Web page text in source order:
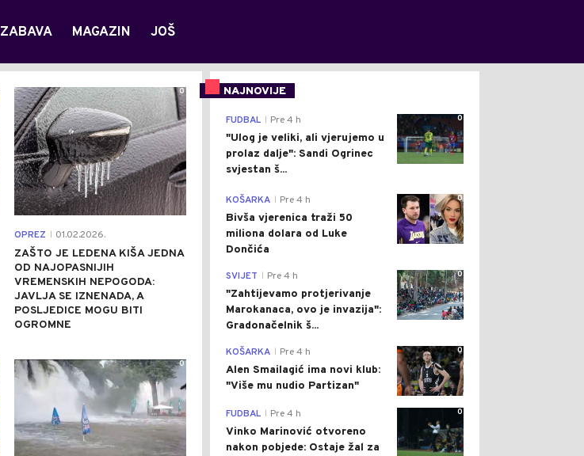
ZABAVA MAGAZIN JOŠ
OPREZ 01.02.2026.
ZAŠTO JE LEDENA KIŠA JEDNA
OD NAJOPASNIJIH
VREMENSKIH NEPOGODA:
JAVLJA SE IZNENADA, A
POSLJEDICE MOGU BITI
OGROMNE
0
0
NAJNOVIJE
0
FUDBAL Pre 4 h
"Ulog je veliki, ali vjerujemo u
prolaz dalje": Sandi Ogrinec
svjestan š...
0
KOŠARKA Pre 4 h
Bivša vjerenica traži 50
miliona dolara od Luke
Dončića
0
SVIJET Pre 4 h
"Zahtijevamo protjerivanje
Marokanaca, ovo je invazija":
Gradonačelnik š...
0
KOŠARKA Pre 4 h
Alen Smailagić ima novi klub:
"Više mu nudio Partizan"
0
FUDBAL Pre 4 h
Vinko Marinović otvoreno
nakon pobjede: Ostaje žal za